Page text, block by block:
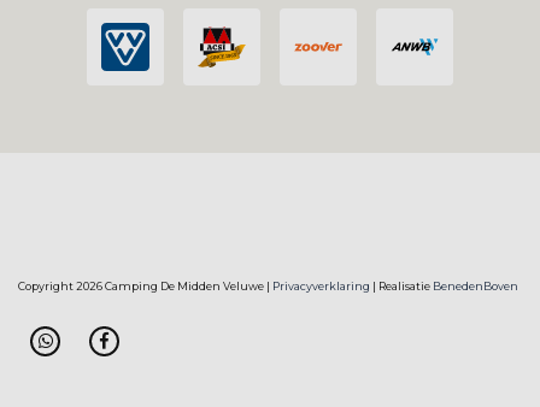
Copyright 2026 Camping De Midden Veluwe | Privacyverklaring | Realisatie BenedenBoven